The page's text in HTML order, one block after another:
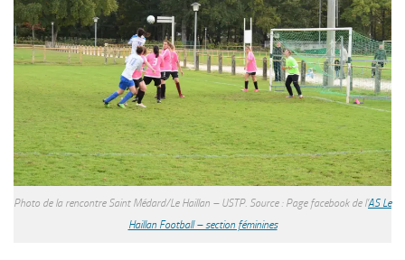
Photo de la rencontre Saint Médard/Le Haillan – USTP. Source : Page facebook de l’AS Le
Haillan Football – section féminines